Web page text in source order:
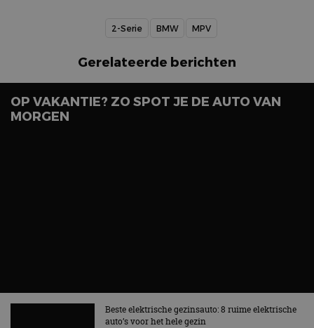
2-Serie BMW MPV
Gerelateerde berichten
OP VAKANTIE? ZO SPOT JE DE AUTO VAN
MORGEN
Beste elektrische gezinsauto: 8 ruime elektrische
auto’s voor het hele gezin